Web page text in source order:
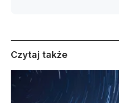
Czytaj także